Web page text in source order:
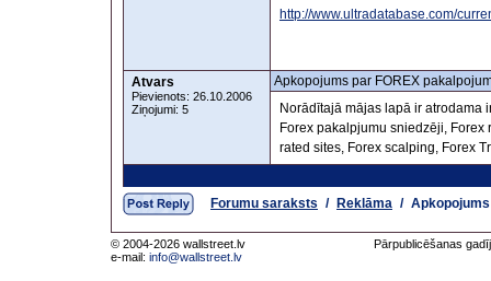
http://www.ultradatabase.com/
Atvars
Pievienots: 26.10.2006
Ziņojumi: 5
Apkopojums par FOREX
Norādītajā mājas lapā ir atrodama
Forex pakalpjumu sniedzēji, Forex
rated sites, Forex scalping, Forex
Forumu saraksts / Reklāma /
© 2004-2026 wallstreet.lv
e-mail: info@wallstreet.lv
Pārpublicēšanas